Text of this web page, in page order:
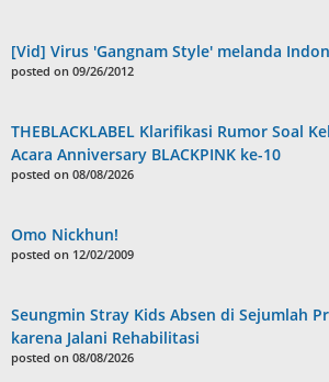
[Vid] Virus 'Gangnam Style' melanda
posted on 09/26/2012
THEBLACKLABEL Klarifikasi Rumor Soal
Acara Anniversary BLACKPINK ke-10
posted on 08/08/2026
Omo Nickhun!
posted on 12/02/2009
Seungmin Stray Kids Absen di Sejumlah
karena Jalani Rehabilitasi
posted on 08/08/2026